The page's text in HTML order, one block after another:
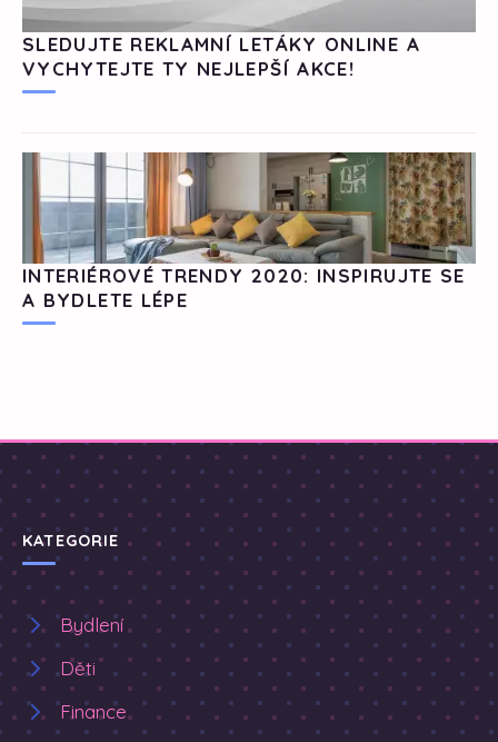
SLEDUJTE REKLAMNÍ LETÁKY ONLINE A
VYCHYTEJTE TY NEJLEPŠÍ AKCE!
INTERIÉROVÉ TRENDY 2020: INSPIRUJTE SE
A BYDLETE LÉPE
KATEGORIE
Bydlení
Děti
Finance